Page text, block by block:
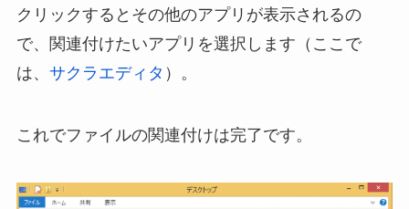
クリックするとその他のアプリが表示されるの
で、関連付けたいアプリを選択します（ここで
は、 サクラエディタ ）。
これでファイルの関連付けは完了です。